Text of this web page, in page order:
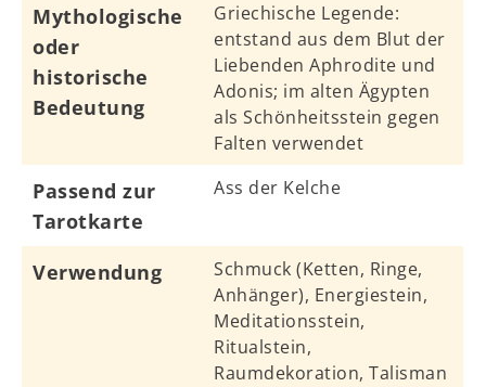
Mythologische
oder
historische
Bedeutung
Griechische Legende:
entstand aus dem Blut der
Liebenden Aphrodite und
Adonis; im alten Ägypten
als Schönheitsstein gegen
Falten verwendet
Passend zur
Tarotkarte
Ass der Kelche
Verwendung
Schmuck (Ketten, Ringe,
Anhänger), Energiestein,
Meditationsstein,
Ritualstein,
Raumdekoration, Talisman